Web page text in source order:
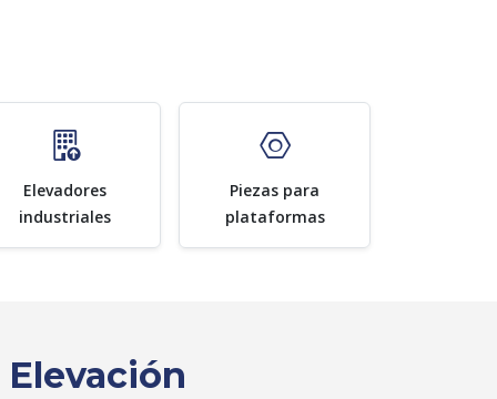
Elevadores
industriales
Piezas para
plataformas